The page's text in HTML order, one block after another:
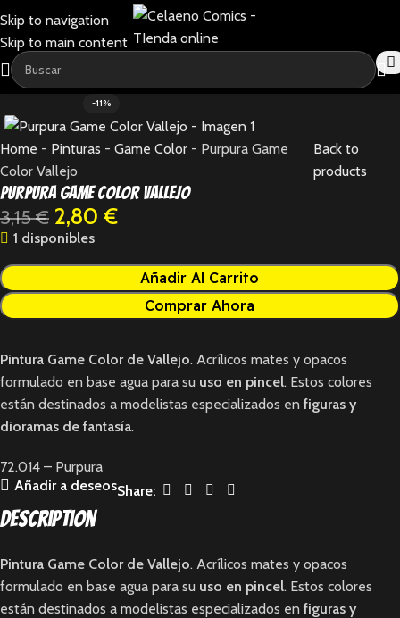
Skip to navigation
Skip to main content
-11%
Home - Pinturas - Game Color - Purpura Game
Color Vallejo
Back to
products
Purpura Game Color Vallejo
3,15€ 2,80 €
1 disponibles
Añadir Al Carrito
Comprar Ahora
Pintura Game Color de Vallejo. Acrílicos mates y opacos
formulado en base agua para su uso en pincel. Estos colores
están destinados a modelistas especializados en figuras y
dioramas de fantasía.
72.014 – Purpura
Añadir a deseosShare:
Description
Pintura Game Color de Vallejo. Acrílicos mates y opacos
formulado en base agua para su uso en pincel. Estos colores
están destinados a modelistas especializados en figuras y